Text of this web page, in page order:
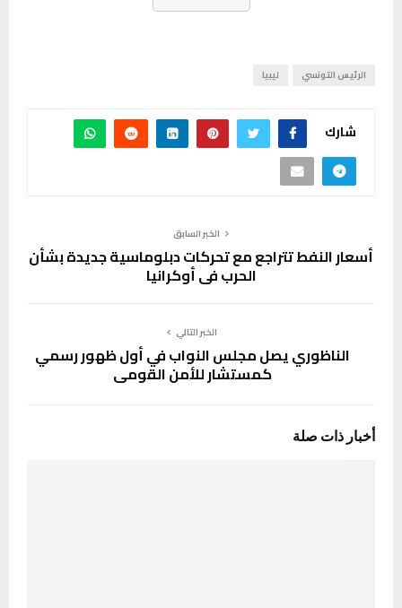
الرئيس التونسي ليبيا
شارك
الخبر السابق
أسعار النفط تتراجع مع تحركات دبلوماسية جديدة بشأن
الحرب في أوكرانيا
الخبر التالي
الناظوري يصل مجلس النواب في أول ظهور رسمي
كمستشار للأمن القومي
أخبار ذات صلة